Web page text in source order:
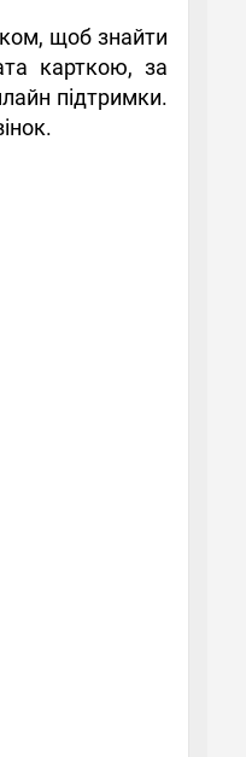
щоб знайти
карткою, за
підтримки.